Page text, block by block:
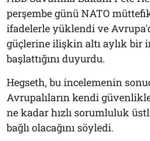
perşembe günü NATO
ifadelerle yüklendi ve
güçlerine ilişkin altı aylık bir
başlattığını duyurdu.
Hegseth, bu incelemenin
Avrupalıların kendi
ne kadar hızlı sorumluluk
bağlı olacağını söyledi.